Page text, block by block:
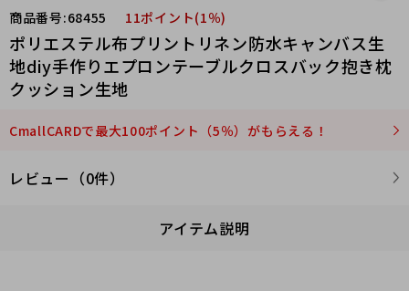
商品番号:68455 11ポイント(1％)
ポリエステル布プリントリネン防水キャンバス生
地diy手作りエプロンテーブルクロスバック抱き枕
クッション生地
CmallCARDで最大100ポイント（5％）がもらえる！
レビュー（0件）
アイテム説明